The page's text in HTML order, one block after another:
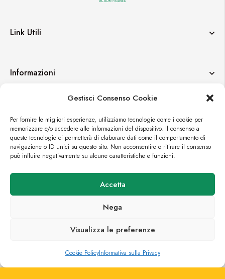
Gestisci Consenso Cookie
Per fornire le migliori esperienze, utilizziamo tecnologie come i cookie per
memorizzare e/o accedere alle informazioni del dispositivo. Il consenso a
queste tecnologie ci permetterà di elaborare dati come il comportamento di
navigazione o ID unici su questo sito. Non acconsentire o ritirare il consenso
può influire negativamente su alcune caratteristiche e funzioni.
Accetta
Nega
Visualizza le preferenze
Cookie PolicyInformativa sulla Privacy
Link Utili
Informazioni
© FORTUEXPO
CROMÌA LAB
0